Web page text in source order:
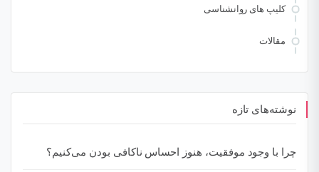
کلیپ های روانشناسی
مقالات
نوشته‌های تازه
چرا با وجود موفقیت، هنوز احساس ناکافی بودن می‌کنیم؟